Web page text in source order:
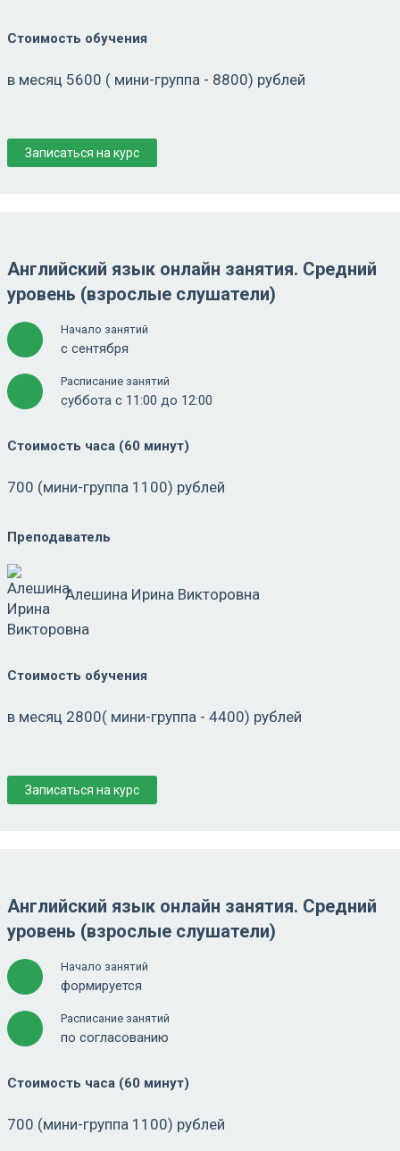
Стоимость обучения
в месяц 5600 ( мини-группа - 8800) рублей
Записаться на курс
Английский язык онлайн занятия. Средний
уровень (взрослые слушатели)
Начало занятий
с сентября
Расписание занятий
суббота с 11:00 до 12:00
Стоимость часа (60 минут)
700 (мини-группа 1100) рублей
Преподаватель
Алешина Ирина Викторовна
Стоимость обучения
в месяц 2800( мини-группа - 4400) рублей
Записаться на курс
Английский язык онлайн занятия. Средний
уровень (взрослые слушатели)
Начало занятий
формируется
Расписание занятий
по согласованию
Стоимость часа (60 минут)
700 (мини-группа 1100) рублей